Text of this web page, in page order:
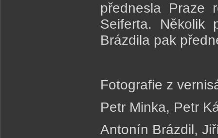
přednesla Praze
Seiferta. Několik
Brázdila pak
Fotografie z
Petr Minka, Petr
Antonín Brázdil,